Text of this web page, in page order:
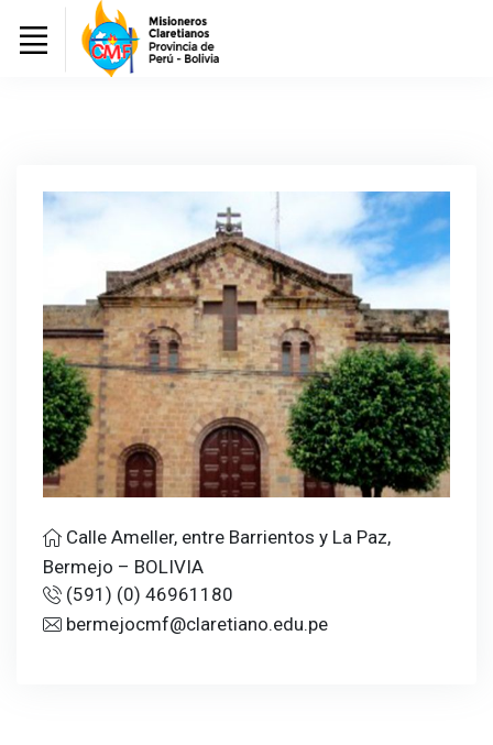
Calle Ameller, entre Barrientos y La Paz,
Bermejo – BOLIVIA
(591) (0) 46961180
bermejocmf@claretiano.edu.pe